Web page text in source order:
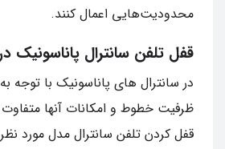
محدودیت‌هایی اعمال کنند.
قفل تلفن سانترال پاناسونیک
در سانترال های پاناسونیک با توجه
ظرفیت خطوط و امکانات آنها
قفل کردن تلفن سانترال مدل مورد